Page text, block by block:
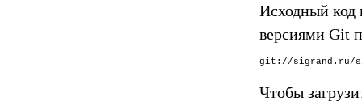
Исходный код
версиями Git
Чтобы